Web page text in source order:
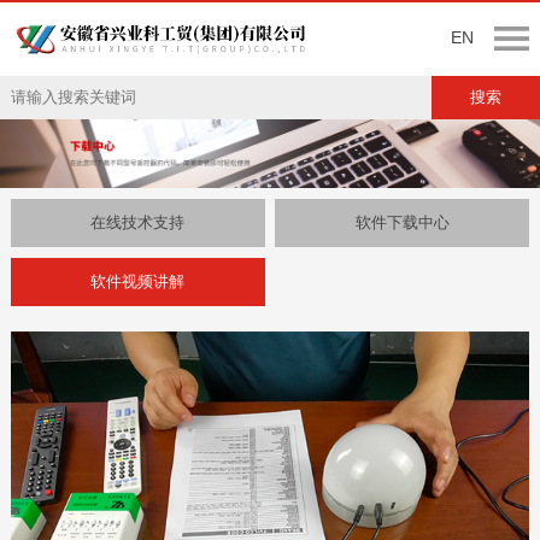
EN
在线技术支持 软件下载中心
软件视频讲解